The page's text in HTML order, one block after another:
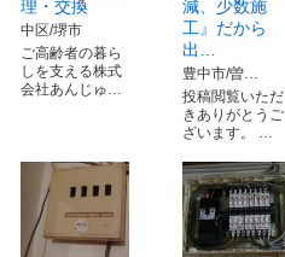
理・交換
中区/堺市
ご高齢者の暮ら
しを支える株式
会社あんじゅ…
減、少数施
工』だから
出…
豊中市/曽…
投稿閲覧いただ
きありがとうご
ざいます。 …